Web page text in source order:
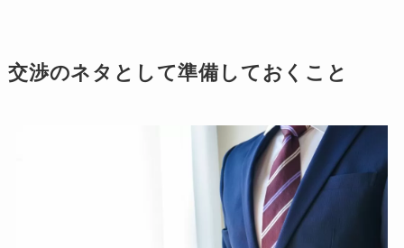
交渉のネタとして準備しておくこと